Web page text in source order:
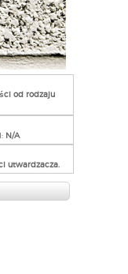
od rodzaju
N/A
utwardzacza.